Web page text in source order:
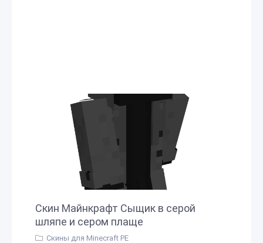
Скин Майнкрафт Сыщик в серой
шляпе и сером плаще
Скины для Minecraft PE